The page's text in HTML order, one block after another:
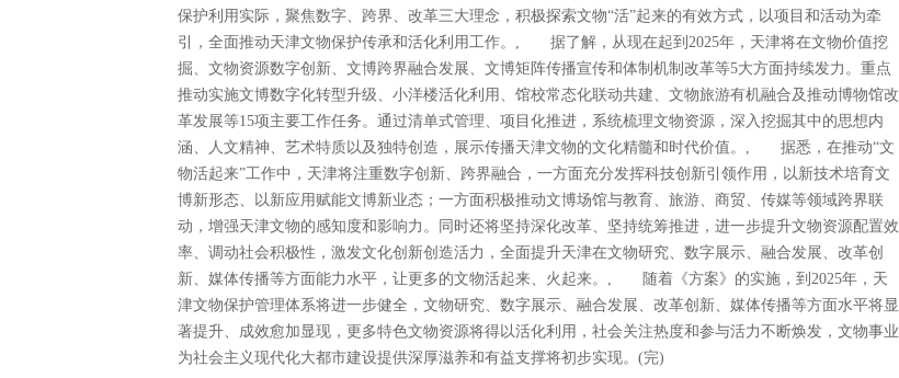
保护利用实际，聚焦数字、跨界、改革三大理念，积极探索文物“活”起来的有效方式，以项目和活动为牵
引，全面推动天津文物保护传承和活化利用工作。, 据了解，从现在起到2025年，天津将在文物价值挖
掘、文物资源数字创新、文博跨界融合发展、文博矩阵传播宣传和体制机制改革等5大方面持续发力。重点
推动实施文博数字化转型升级、小洋楼活化利用、馆校常态化联动共建、文物旅游有机融合及推动博物馆改
革发展等15项主要工作任务。通过清单式管理、项目化推进，系统梳理文物资源，深入挖掘其中的思想内
涵、人文精神、艺术特质以及独特创造，展示传播天津文物的文化精髓和时代价值。, 据悉，在推动“文
物活起来”工作中，天津将注重数字创新、跨界融合，一方面充分发挥科技创新引领作用，以新技术培育文
博新形态、以新应用赋能文博新业态；一方面积极推动文博场馆与教育、旅游、商贸、传媒等领域跨界联
动，增强天津文物的感知度和影响力。同时还将坚持深化改革、坚持统筹推进，进一步提升文物资源配置效
率、调动社会积极性，激发文化创新创造活力，全面提升天津在文物研究、数字展示、融合发展、改革创
新、媒体传播等方面能力水平，让更多的文物活起来、火起来。, 随着《方案》的实施，到2025年，天
津文物保护管理体系将进一步健全，文物研究、数字展示、融合发展、改革创新、媒体传播等方面水平将显
著提升、成效愈加显现，更多特色文物资源将得以活化利用，社会关注热度和参与活力不断焕发，文物事业
为社会主义现代化大都市建设提供深厚滋养和有益支撑将初步实现。(完)